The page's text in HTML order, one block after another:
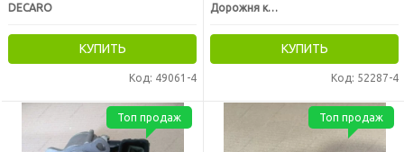
DECARO
КУПИТЬ
Код: 49061-4
Дорожня карта
КУПИТЬ
Код: 52287-4
Топ продаж Топ продаж